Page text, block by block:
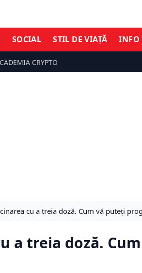
SOCIAL STIL DE VIAȚĂ INFO
CRYPTO
cu a treia doză. Cum vă puteți
a treia doză.